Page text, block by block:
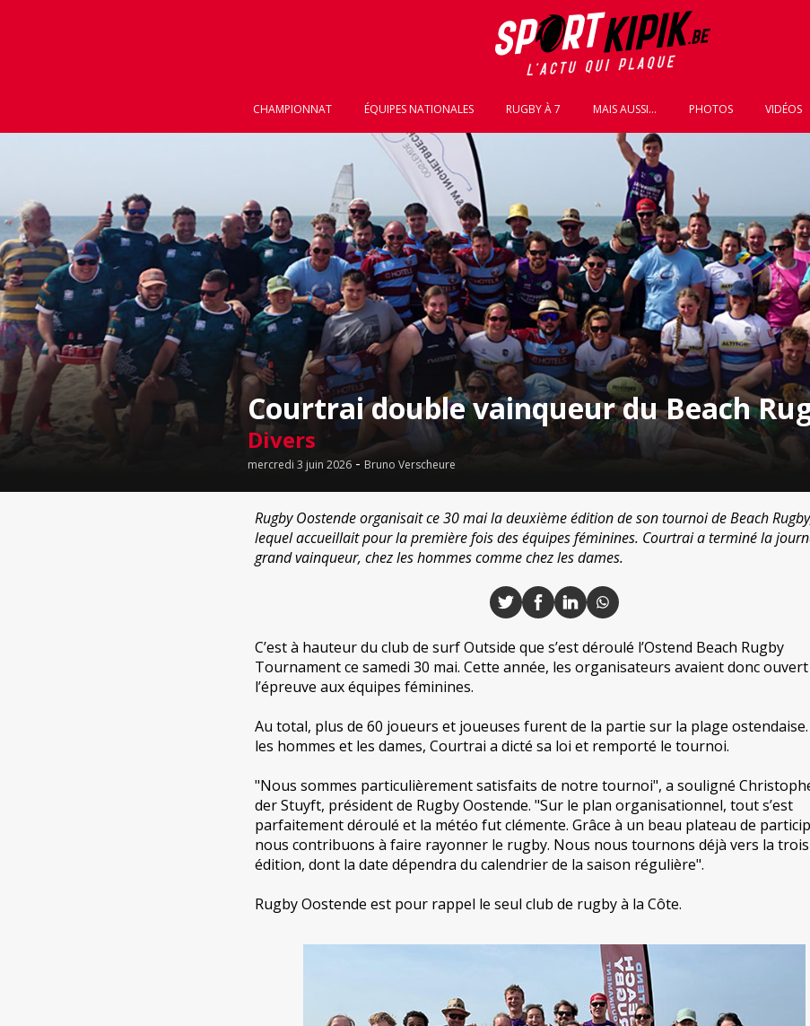
CHAMPIONNAT ÉQUIPES NATIONALES RUGBY À 7 MAIS AUSSI... PHOTOS VIDÉOS
Courtrai double vainqueur du Beach
Divers
mercredi 3 juin 2026 - Bruno Verscheure
Rugby Oostende organisait ce 30 mai la deuxième édition de son tournoi de Beach
lequel accueillait pour la première fois des équipes féminines. Courtrai a terminé la
grand vainqueur, chez les hommes comme chez les dames.
C’est à hauteur du club de surf Outside que s’est déroulé l’Ostend Beach Rugby
Tournament ce samedi 30 mai. Cette année, les organisateurs avaient donc ouvert
l’épreuve aux équipes féminines.
Au total, plus de 60 joueurs et joueuses furent de la partie sur la plage ostendaise.
les hommes et les dames, Courtrai a dicté sa loi et remporté le tournoi.
"Nous sommes particulièrement satisfaits de notre tournoi", a souligné
der Stuyft, président de Rugby Oostende. "Sur le plan organisationnel, tout s’est
parfaitement déroulé et la météo fut clémente. Grâce à un beau plateau de
nous contribuons à faire rayonner le rugby. Nous nous tournons déjà vers la
édition, dont la date dépendra du calendrier de la saison régulière".
Rugby Oostende est pour rappel le seul club de rugby à la Côte.